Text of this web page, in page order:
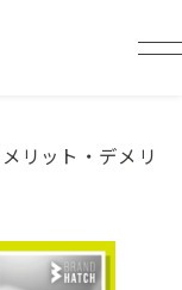
リット・デメリ